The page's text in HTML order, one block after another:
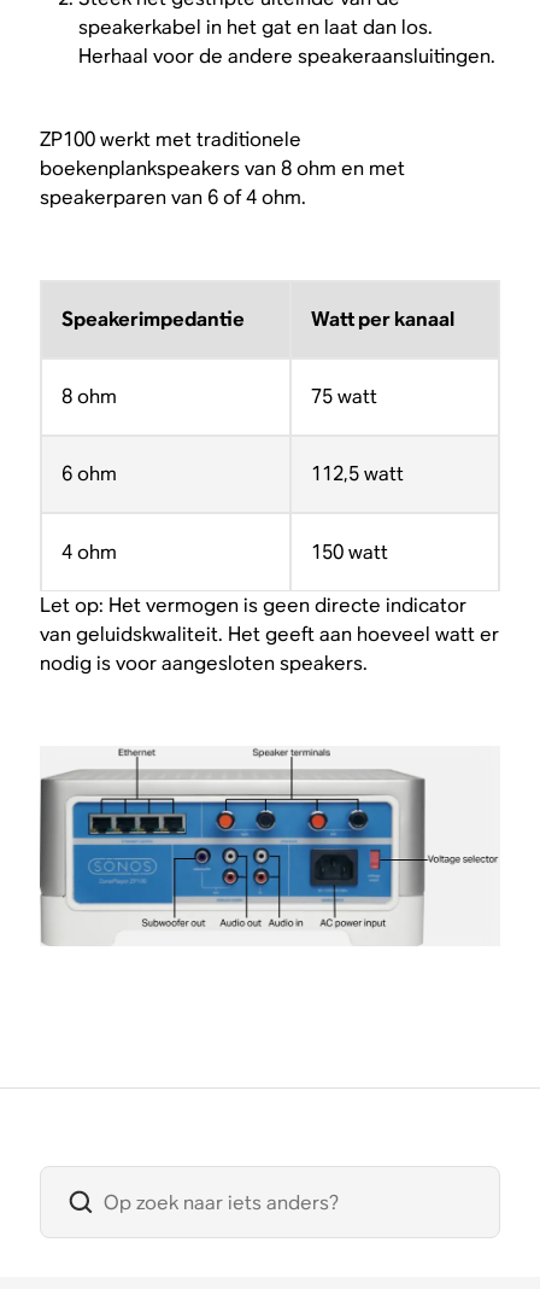
speakerkabel in het gat en laat dan los.
Herhaal voor de andere speakeraansluitingen.
ZP100 werkt met traditionele
boekenplankspeakers van 8 ohm en met
speakerparen van 6 of 4 ohm.
Speakerimpedantie Watt per kanaal
8 ohm 75 watt
6 ohm 112,5 watt
4 ohm 150 watt
Let op: Het vermogen is geen directe indicator
van geluidskwaliteit. Het geeft aan hoeveel watt er
nodig is voor aangesloten speakers.